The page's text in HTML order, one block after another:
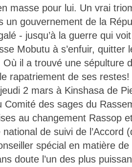
masse pour lui. Un vrai
un gouvernement de la
- jusqu’à la guerre qui
Mobutu à s’enfuir, quitter
Où il a trouvé une sépulture
rapatriement de ses restes!
2 mars à Kinshasa de
Comité des sages du
au changement Rassop
de suivi de l’Accord
spécial en matière
doute l’un des plus